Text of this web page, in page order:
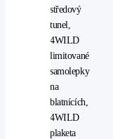
středový
tunel,
4WILD
limitované
samolepky
na
blatnících,
4WILD
plaketa